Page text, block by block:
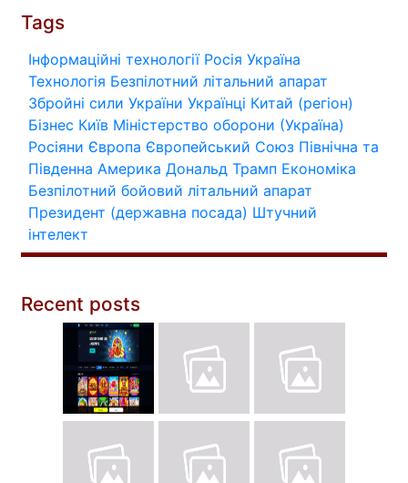
Tags
Інформаційні технології Росія Україна
Технологія Безпілотний літальний апарат
Збройні сили України Українці Китай (регіон)
Бізнес Київ Міністерство оборони (Україна)
Росіяни Європа Європейський Союз Північна та
Південна Америка Дональд Трамп Економіка
Безпілотний бойовий літальний апарат
Президент (державна посада) Штучний
інтелект
Recent posts